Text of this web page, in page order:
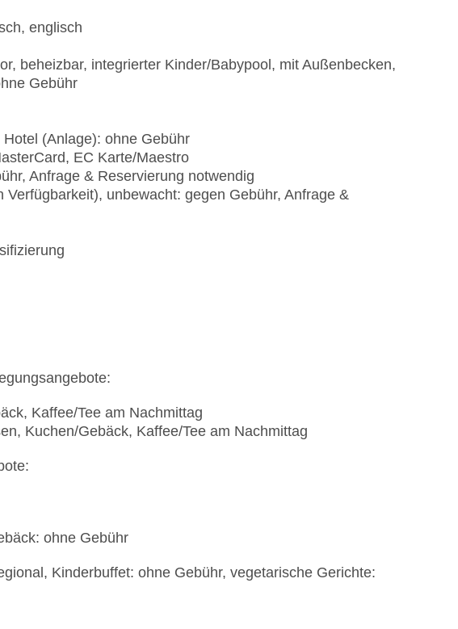
englisch
beheizbar, integrierter Kinder/Babypool, mit Außenbecken,
Gebühr
(Anlage): ohne Gebühr
EC Karte/Maestro
Anfrage & Reservierung notwendig
unbewacht: gegen Gebühr, Anfrage &
Kaffee/Tee am Nachmittag
Kuchen/Gebäck, Kaffee/Tee am Nachmittag
ohne Gebühr
Kinderbuffet: ohne Gebühr, vegetarische Gerichte: